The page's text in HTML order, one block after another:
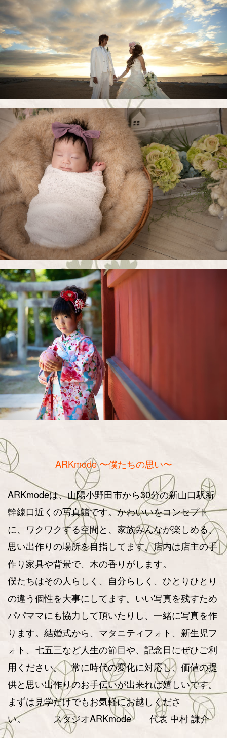
ARKmode 〜僕たちの思い〜
ARKmodeは、山陽小野田市から30分の新山口駅新
幹線口近くの写真館です。かわいいをコンセプト
に、ワクワクする空間と、家族みんなが楽しめる、
思い出作りの場所を目指してます。店内は店主の手
作り家具や背景で、木の香りがします。
僕たちはその人らしく、自分らしく、ひとりひとり
の違う個性を大事にしてます。いい写真を残すため
パパママにも協力して頂いたりし、一緒に写真を作
ります。結婚式から、マタニティフォト、新生児フ
ォト、七五三など人生の節目や、記念日にぜひご利
用ください。 常に時代の変化に対応し、価値の提
供と思い出作りのお手伝いが出来れば嬉しいです。
まずは見学だけでもお気軽にお越しくださ
い。
スタジオARKmode 代表 中村 謙介